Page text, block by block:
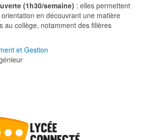
(1h30/semaine) : elles permettent
en découvrant une matière
au collège, notamment des filières
et Gestion